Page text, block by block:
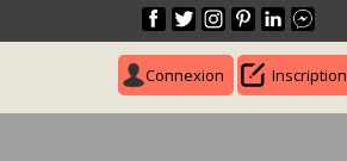
Connexion Inscription